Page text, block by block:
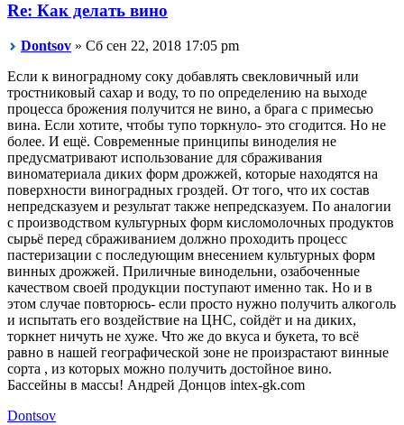
Re: Как делать вино
Dontsov » Сб сен 22, 2018 17:05 pm
Если к виноградному соку добавлять свекловичный или
тростниковый сахар и воду, то по определению на выходе
процесса брожения получится не вино, а брага с примесью
вина. Если хотите, чтобы тупо торкнуло- это сгодится. Но не
более. И ещё. Современные принципы виноделия не
предусматривают использование для сбраживания
виноматериала диких форм дрожжей, которые находятся на
поверхности виноградных гроздей. От того, что их состав
непредсказуем и результат также непредсказуем. По аналогии
с производством культурных форм кисломолочных продуктов
сырьё перед сбраживанием должно проходить процесс
пастеризации с последующим внесением культурных форм
винных дрожжей. Приличные винодельни, озабоченные
качеством своей продукции поступают именно так. Но и в
этом случае повторюсь- если просто нужно получить алкоголь
и испытать его воздействие на ЦНС, сойдёт и на диких,
торкнет ничуть не хуже. Что же до вкуса и букета, то всё
равно в нашей географической зоне не произрастают винные
сорта , из которых можно получить достойное вино.
Бассейны в массы! Андрей Донцов intex-gk.com
Dontsov